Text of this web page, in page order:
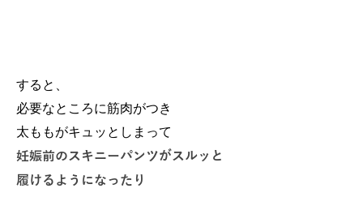
すると、
必要なところに筋肉がつき
太ももがキュッとしまって
妊娠前のスキニーパンツがスルッと
履けるようになったり